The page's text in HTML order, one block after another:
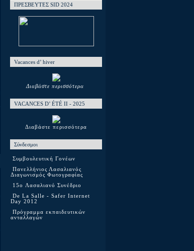
ΠΡΕΣΒΕΥΤΕΣ SID 2024
Vacances d’ hiver
Διαβάστε περισσότερα
VACANCES D’ ÉTÉ ΙΙ - 2025
Διαβάστε περισσότερα
Σύνδεσμοι
Συμβουλευτική Γονέων
Πανελλήνιος Λασαλιανός
Διαγωνισμός Φωτογραφίας
15o Λασαλιανό Συνέδριο
De La Salle - Safer Internet
Day 2012
Πρόγραμμα εκπαιδευτικών
ανταλλαγών